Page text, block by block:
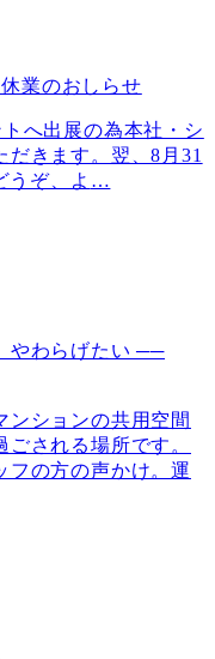
業のおしらせ
へ出展の為本社・シ
だきます。翌、8月31
うぞ、よ …
やわらげたい ──
ンションの共用空間
される場所です。
フの方の声かけ。運